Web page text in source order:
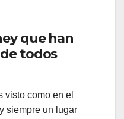
que han
todos
visto como en el
siempre un lugar